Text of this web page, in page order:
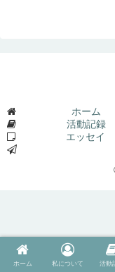
ホーム
活動記録
エッセイ
ホーム 私について 活動